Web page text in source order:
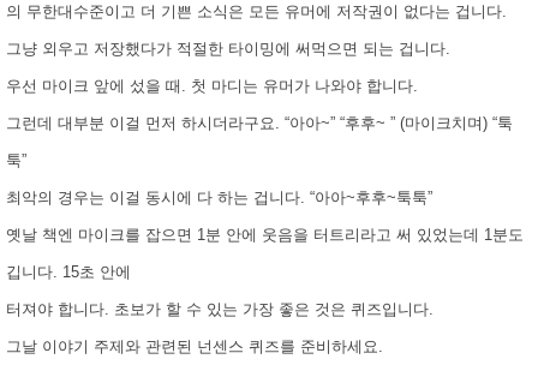
의 무한대수준이고 더 기쁜 소식은 모든 유머에 저작권이 없다는 겁니다.
그냥 외우고 저장했다가 적절한 타이밍에 써먹으면 되는 겁니다.
우선 마이크 앞에 섰을 때. 첫 마디는 유머가 나와야 합니다.
그런데 대부분 이걸 먼저 하시더라구요. “아아~” “후후~ ” (마이크치며) “툭
툭”
최악의 경우는 이걸 동시에 다 하는 겁니다. “아아~후후~툭툭”
옛날 책엔 마이크를 잡으면 1분 안에 웃음을 터트리라고 써 있었는데 1분도
깁니다. 15초 안에
터져야 합니다. 초보가 할 수 있는 가장 좋은 것은 퀴즈입니다.
그날 이야기 주제와 관련된 넌센스 퀴즈를 준비하세요.